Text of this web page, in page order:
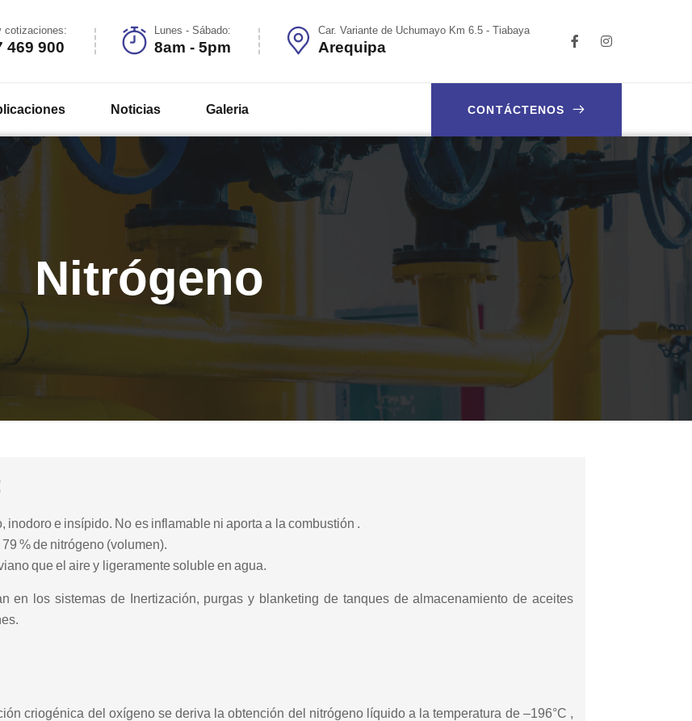
cotizaciones:
469 900
Lunes - Sábado:
8am - 5pm
Car. Variante de Uchumayo Km 6.5 - Tiabaya
Arequipa
Noticias Galeria CONTÁCTENOS
Nitrógeno
inodoro e insípido. No es inflamable ni aporta a la combustión .
% de nitrógeno (volumen).
que el aire y ligeramente soluble en agua.
en los sistemas de Inertización, purgas y blanketing de tanques de almacenamiento de aceites
criogénica del oxígeno se deriva la obtención del nitrógeno líquido a la temperatura de –196°C ,